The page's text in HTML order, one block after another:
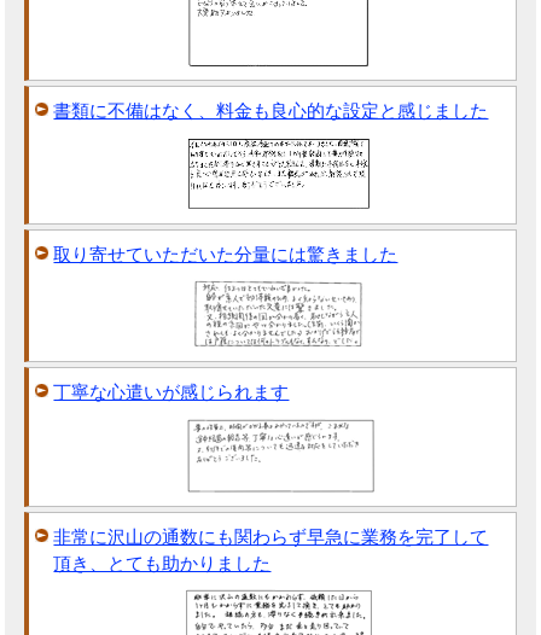
書類に不備はなく、料金も良心的な設定と感じました
取り寄せていただいた分量には驚きました
丁寧な心遣いが感じられます
非常に沢山の通数にも関わらず早急に業務を完了して
頂き、とても助かりました